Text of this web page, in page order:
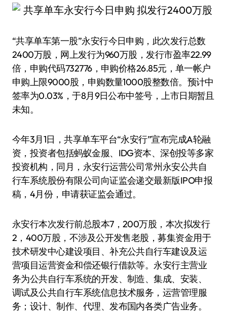
“共享单车第一股”永安行今日申购，此次发行总数
2400万股，网上发行为960万股，发行市盈率22.99
倍，申购代码732776，申购价格26.85元，单一帐户
申购上限9000股，申购数量1000股整数倍。预计中
签率为0.03%，于8月9日公布中签号，上市日期暂且
未知。
今年3月1日，共享单车平台“永安行”宣布完成A轮融
资，投资者包括蚂蚁金服、IDG资本、深创投等多家
投资机构，同月，永安行运营公司常州永安公共自
行车系统股份有限公司向证监会递交最新版IPO申报
稿，4月份，申请获证监会通过。
永安行本次发行前总股本7，200万股，本次拟发行
2，400万股，不涉及公开发售老股，募集资金用于
技术研发中心建设项目、补充公共自行车建设及运
营项目运营资金和偿还银行借款等。永安行主营业
务为公共自行车系统的开发、制造、集成、安装、
调试及公共自行车系统信息技术服务，运营管理服
务；设计、制作、代理、发布国内各类广告业务。